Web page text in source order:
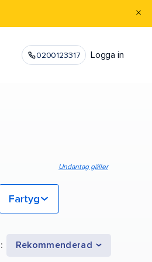
0200123317 Logga in
Undantag gäller
Fartyg
: Rekommenderad